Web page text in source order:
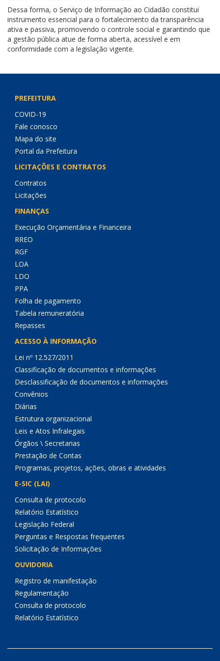
Dessa forma, o Serviço de Informação ao Cidadão constitui
instrumento essencial para o fortalecimento da transparência
ativa e passiva, promovendo o controle social e garantindo que
a gestão pública atue de forma aberta, acessível e em
conformidade com a legislação vigente.
PREFEITURA
COVID-19
Fale conosco
Mapa do site
Portal da Prefeitura
LICITAÇÕES E CONTRATOS
Contratos
Licitações
FINANÇAS
Execução Orçamentária e Financeira
RREO
RGF
LOA
LDO
PPA
Folha de pagamento
Tabela remuneratória
Repasses
ACESSO À INFORMAÇÃO
Lei nº 12.527/2011
Classificação de documentos e informações
Desclassificação de documentos e informações
Convênios
Diárias
Estrutura organizacional
Leis e Atos Infralegais
Órgãos \ Secretarias
Prestação de Contas
Programas, projetos, ações, obras e atividades
E-SIC (LAI)
Consulta de protocolo
Relatório Estatístico
Legislação Federal
Perguntas e Respostas frequentes
Solicitação de Informações
OUVIDORIA
Registro de manifestação
Regulamentação
Consulta de protocolo
Relatório Estatístico